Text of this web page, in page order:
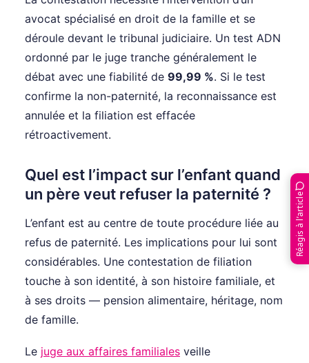
avocat spécialisé en droit de la famille et se
déroule devant le tribunal judiciaire. Un test ADN
ordonné par le juge tranche généralement le
débat avec une fiabilité de 99,99 %. Si le test
confirme la non-paternité, la reconnaissance est
annulée et la filiation est effacée
rétroactivement.
Quel est l’impact sur l’enfant quand
un père veut refuser la paternité ?
L’enfant est au centre de toute procédure liée au
refus de paternité. Les implications pour lui sont
considérables. Une contestation de filiation
touche à son identité, à son histoire familiale, et
à ses droits — pension alimentaire, héritage, nom
de famille.
Le juge aux affaires familiales veille
Réagis à l’article